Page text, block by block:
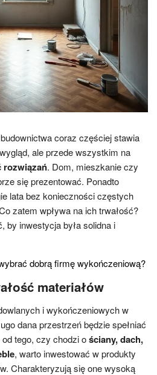
coraz częściej stawia
ale przede wszystkim na
rozwiązań. Dom, mieszkanie czy
się prezentować. Ponadto
lata bez konieczności częstych
zatem wpływa na ich trwałość?
by inwestycja była solidna i
dobrą firmę wykończeniową?
materiałów
i wykończeniowych w
dana przestrzeń będzie spełniać
tego, czy chodzi ościany, dach,
, warto inwestować w produkty
Charakteryzują się one wysoką